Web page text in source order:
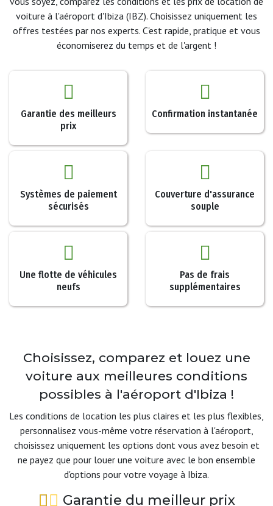
voiture à l'aéroport d'Ibiza (IBZ). Choisissez uniquement les
offres testées par nos experts. C'est rapide, pratique et vous
économiserez du temps et de l'argent !
Garantie des meilleurs
prix
Confirmation instantanée
Systèmes de paiement
sécurisés
Couverture d'assurance
souple
Une flotte de véhicules
neufs
Pas de frais
supplémentaires
Choisissez, comparez et louez une
voiture aux meilleures conditions
possibles à l'aéroport d'Ibiza !
Les conditions de location les plus claires et les plus flexibles,
personnalisez vous-même votre réservation à l'aéroport,
choisissez uniquement les options dont vous avez besoin et
ne payez que pour louer une voiture avec le bon ensemble
d'options pour votre voyage à Ibiza.
Garantie du meilleur prix